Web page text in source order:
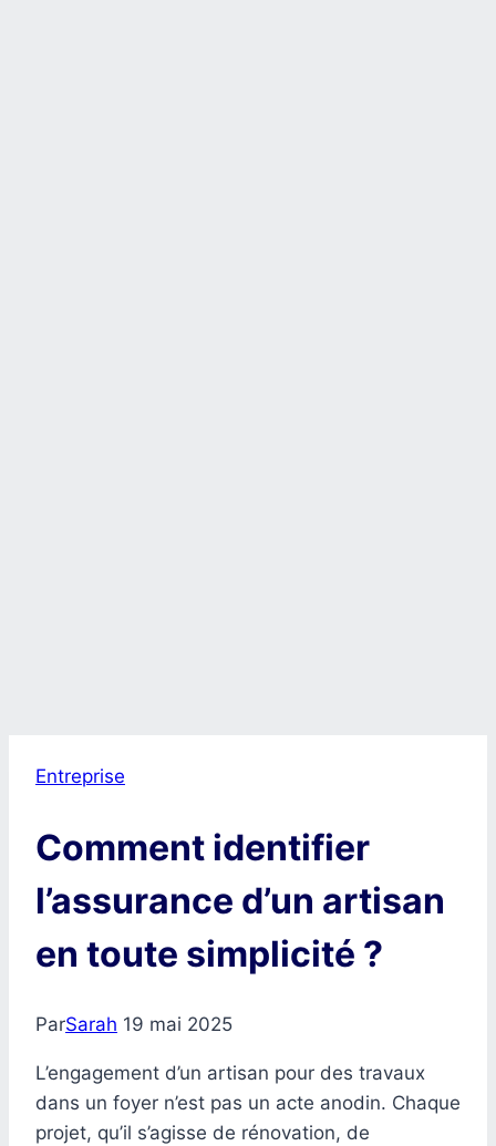
Entreprise
Comment identifier
l’assurance d’un artisan
en toute simplicité ?
ParSarah 19 mai 2025
L’engagement d’un artisan pour des travaux
dans un foyer n’est pas un acte anodin. Chaque
projet, qu’il s’agisse de rénovation, de